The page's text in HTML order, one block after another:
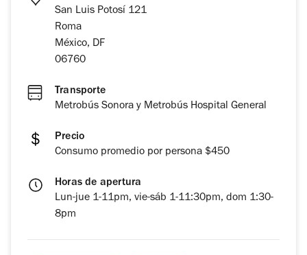
San Luis Potosí 121
Roma
México, DF
06760
Transporte
Metrobús Sonora y Metrobús Hospital General
Precio
Consumo promedio por persona $450
Horas de apertura
Lun-jue 1-11pm, vie-sáb 1-11:30pm, dom 1:30-
8pm